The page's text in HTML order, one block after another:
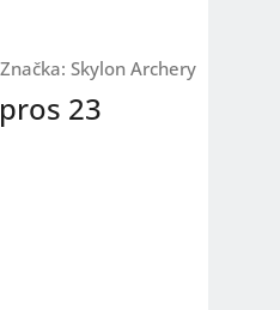
Značka: Skylon Archery
23